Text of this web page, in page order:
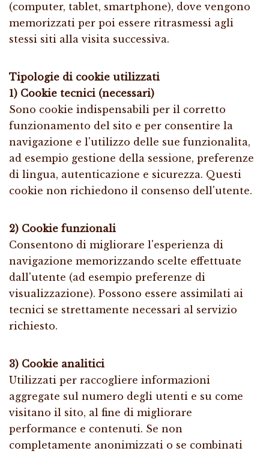
(computer, tablet, smartphone), dove vengono
memorizzati per poi essere ritrasmessi agli
stessi siti alla visita successiva.
Tipologie di cookie utilizzati
1) Cookie tecnici (necessari)
Sono cookie indispensabili per il corretto
funzionamento del sito e per consentire la
navigazione e l'utilizzo delle sue funzionalita,
ad esempio gestione della sessione, preferenze
di lingua, autenticazione e sicurezza. Questi
cookie non richiedono il consenso dell'utente.
2) Cookie funzionali
Consentono di migliorare l'esperienza di
navigazione memorizzando scelte effettuate
dall'utente (ad esempio preferenze di
visualizzazione). Possono essere assimilati ai
tecnici se strettamente necessari al servizio
richiesto.
3) Cookie analitici
Utilizzati per raccogliere informazioni
aggregate sul numero degli utenti e su come
visitano il sito, al fine di migliorare
performance e contenuti. Se non
completamente anonimizzati o se combinati